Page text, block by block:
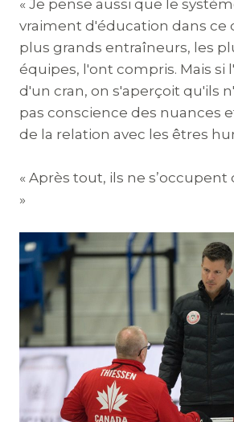
« Je pense aussi que le
vraiment d'éducation dans ce
plus grands entraîneurs, les
équipes, l'ont compris. Mais si
d'un cran, on s'aperçoit qu'ils
pas conscience des nuances
de la relation avec les êtres
« Après tout, ils ne s’occupent
»